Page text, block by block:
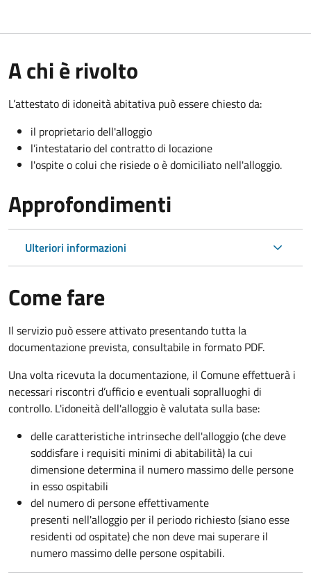
A chi è rivolto
L’attestato di idoneità abitativa può essere chiesto da:
il proprietario dell'alloggio
l’intestatario del contratto di locazione
l'ospite o colui che risiede o è domiciliato nell'alloggio.
Approfondimenti
Ulteriori informazioni
Come fare
Il servizio può essere attivato presentando tutta la
documentazione prevista, consultabile in formato PDF.
Una volta ricevuta la documentazione, il Comune effettuerà i
necessari riscontri d’ufficio e eventuali sopralluoghi di
controllo. L'idoneità dell'alloggio è valutata sulla base:
delle caratteristiche intrinseche dell'alloggio (che deve
soddisfare i requisiti minimi di abitabilità) la cui
dimensione determina il numero massimo delle persone
in esso ospitabili
del numero di persone effettivamente
presenti nell'alloggio per il periodo richiesto (siano esse
residenti od ospitate) che non deve mai superare il
numero massimo delle persone ospitabili.